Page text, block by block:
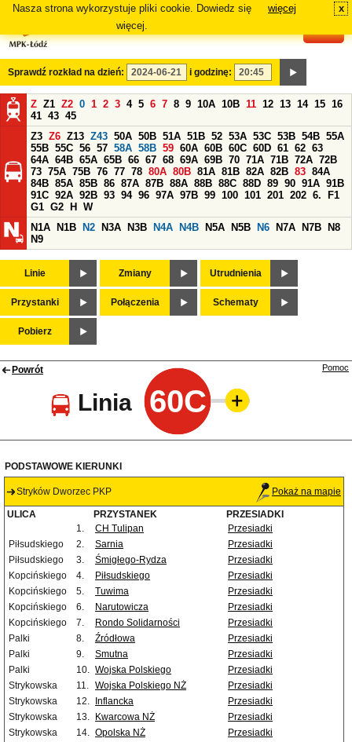
Nasza strona wykorzystuje pliki cookie. Dowiedz się
więcej.
więcej x
Sprawdź rozkład na dzień: i godzinę:
Z Z1 Z2 0 1 2 3 4 5 6 7 8 9 10A 10B 11 12 13 14 15 16
41 43 45
Z3 Z6 Z13 Z43 50A 50B 51A 51B 52 53A 53C 53B 54B 55A
55B 55C 56 57 58A 58B 59 60A 60B 60C 60D 61 62 63
64A 64B 65A 65B 66 67 68 69A 69B 70 71A 71B 72A 72B
73 75A 75B 76 77 78 80A 80B 81A 81B 82A 82B 83 84A
84B 85A 85B 86 87A 87B 88A 88B 88C 88D 89 90 91A 91B
91C 92A 92B 93 94 96 97A 97B 99 100 101 201 202 6.
F1
G1 G2 H
W
N1A
N1B N2 N3A N3B N4A N4B N5A N5B N6 N7A N7B
N8
N9
Linie Zmiany Utrudnienia
Przystanki Połączenia Schematy
Pobierz
Powrót
Linia 60C
Pomoc
PODSTAWOWE KIERUNKI
Stryków Dworzec PKP Pokaż na mapie
ULICA PRZYSTANEK
PRZESIADKI
1.
CH Tulipan
Przesiadki
Piłsudskiego
2. Sarnia
Przesiadki
Piłsudskiego
3. Śmigłego-Rydza
Przesiadki
Kopcińskiego
4. Piłsudskiego
Przesiadki
Kopcińskiego
5. Tuwima
Przesiadki
Kopcińskiego
6. Narutowicza
Przesiadki
Kopcińskiego
7. Rondo Solidarności
Przesiadki
Palki
8. Źródłowa
Przesiadki
Palki
9. Smutna
Przesiadki
Palki
10. Wojska Polskiego
Przesiadki
Strykowska
11. Wojska Polskiego NŻ
Przesiadki
Strykowska
12. Inflancka
Przesiadki
Strykowska
13. Kwarcowa NŻ
Przesiadki
Strykowska
14. Opolska NŻ
Przesiadki